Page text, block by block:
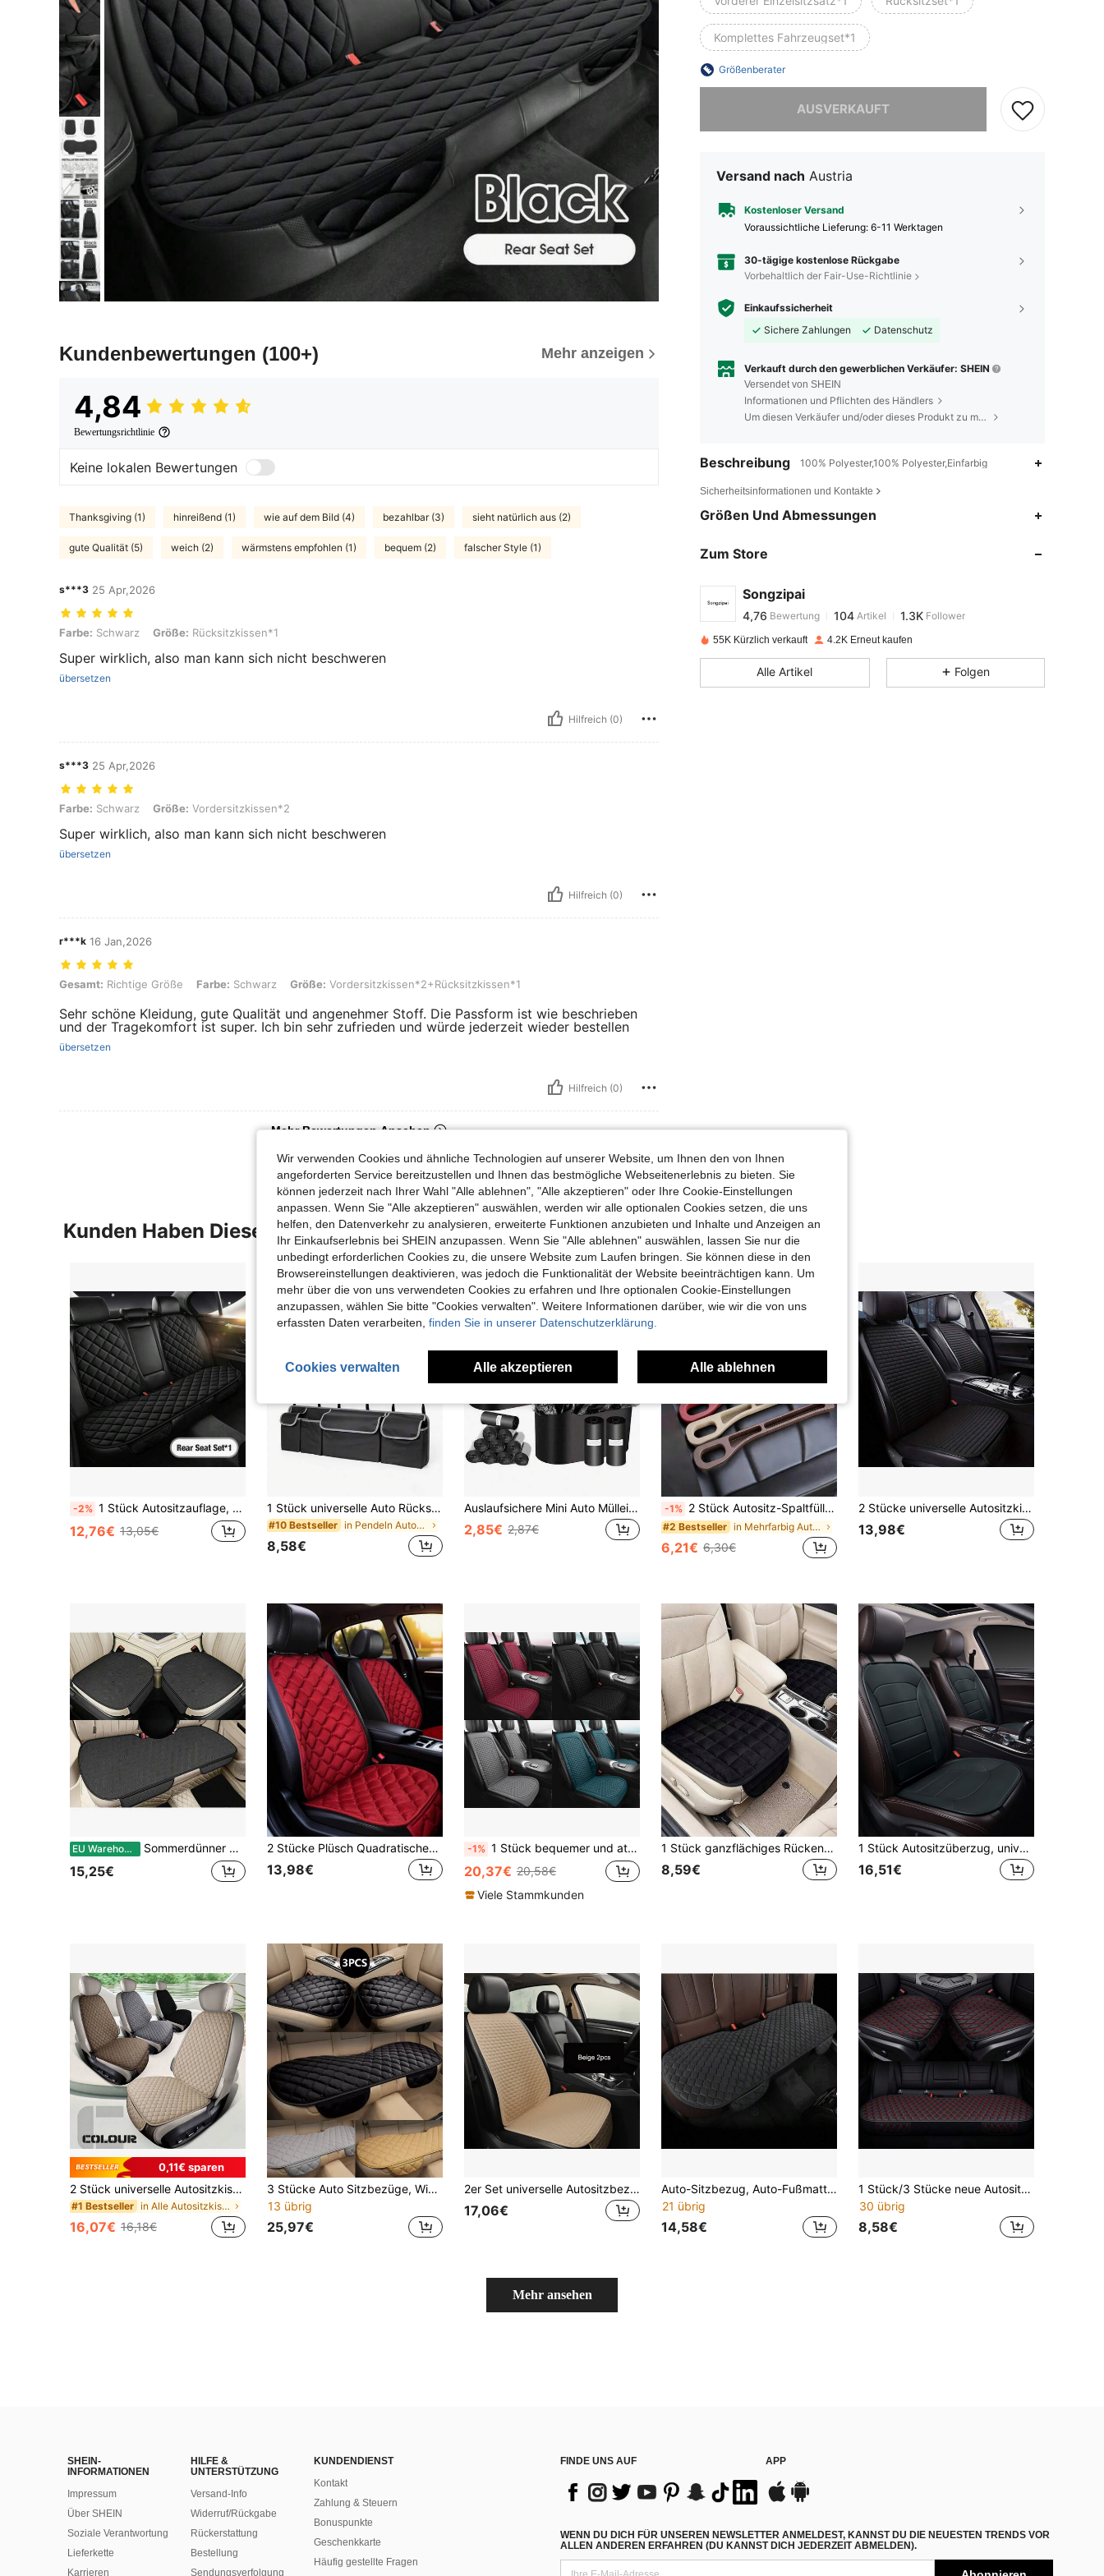
Kundenbewertungen (100+) Mehr anzeigen
4,84
Bewertungsrichtlinie
Keine lokalen Bewertungen
Thanksgiving (1) hinreißend (1) wie auf dem Bild (4) bezahlbar (3) sieht natürlich aus (2)
gute Qualität (5) weich (2) wärmstens empfohlen (1) bequem (2) falscher Style (1)
s***3 25 Apr,2026
Farbe: Schwarz, Größe: Rücksitzkissen*1
Farbe: Schwarz Größe: Rücksitzkissen*1
Super wirklich, also man kann sich nicht beschweren
übersetzen
Hilfreich (0)
s***3 25 Apr,2026
Farbe: Schwarz, Größe: Vordersitzkissen*2
Farbe: Schwarz Größe: Vordersitzkissen*2
Super wirklich, also man kann sich nicht beschweren
übersetzen
Hilfreich (0)
r***k 16 Jan,2026
Gesamt: Richtige Größe, Farbe: Schwarz, Größe: Vordersitzkissen*2+Rücksitzkissen*1
Gesamt: Richtige Größe Farbe: Schwarz Größe: Vordersitzkissen*2+Rücksitzkissen*1
Sehr schöne Kleidung, gute Qualität und angenehmer Stoff. Die Passform ist wie beschrieben
und der Tragekomfort ist super. Ich bin sehr zufrieden und würde jederzeit wieder bestellen
übersetzen
Hilfreich (0)
Mehr Bewertungen Ansehen
Komplettes Fahrzeugset*1
Größenberater
AUSVERKAUFT
Versand nach Austria
Kostenloser Versand
Voraussichtliche Lieferung: 6-11 Werktagen
30-tägige kostenlose Rückgabe
Vorbehaltlich der Fair-Use-Richtlinie
Einkaufssicherheit
Sichere Zahlungen
Datenschutz
Verkauft durch den gewerblichen Verkäufer: SHEIN
Versendet von SHEIN
Informationen und Pflichten des Händlers
Um diesen Verkäufer und/oder dieses Produkt zu melden
Beschreibung 100% Polyester,100% Polyester,Einfarbig
Sicherheitsinformationen und Kontakte
Größen Und Abmessungen
Zum Store
Songzipai
4,76 104
4,76 Bewertung 104 Artikel 1.3K Follower
4,76
55K Kürzlich verkauft 4.2K Erneut kaufen
Alle Artikel Folgen
Kunden Haben Diese Artikel Auch Angeschaut
-2% 1 Stück Autositzauflage, warmes Sitzkissen, unerlässlich für das Winterfahren, weiches & bequemes Autositzkissen, um Sie warm zu halten
12,76€ 13,05€
1 Stück universelle Auto Rücksitz Aufbewahrungstasche aus Oxford-Gewebe mit großer Kapazität, Auto Kofferraum Organizer Tasche mit mehreren Taschen, multifunktionale Aufbewahrungsnetz-Tasche für Rücksitz, ideal für Reisen, Familienausflüge, Camping, SUVs, LKWs, zum Aufbewahren von Spielsachen, Snacks, Geräten, Dokumenten in Reichweite für den täglichen Gebrauch
#10 Bestseller in Pendeln Auto-Aufbewahrungsorganisatoren
8,58€
Auslaufsichere Mini Auto Mülleimer mit Deckel, mit Müllbeutel, praktisches und hygienisches Auto-Zubehör, Auto-Tür Aufhänge-Aufbewahrungsorganizer
2,85€ 2,87€
-1% 2 Stück Autositz-Spaltfüller Aufbewahrungsbox, Doppelschlitz-Design, langanhaltend und auslaufsicheres Material, kann Schlüssel, Handy, Karten, Münzen aufbewahren, reduziert Sitzreibungslärm, elegante Autoinnenraum-Dekoration, Feiertagsgeschenk, Roadtrip
#2 Bestseller in Mehrfarbig Auto-Aufbewahrungsorganisatoren
6,21€ 6,30€
2 Stücke universelle Autositzkissen - Ganzjahreskomfort, rutschfest, geeignet für Vordersitze und Rückenlehnen
13,98€
EU Warehouse Sommerdünner Autositzbezug, Kühl atmungsaktiver Stoff Vordersitz Polster/Rücksitz Polster/Dreiteiler
15,25€
2 Stücke Plüsch Quadratisches Rückenkissen, warm & dick, kältebeständig, bequem & langanhaltend, universell für Autos, Limousinen, SUVs
13,98€
-1% 1 Stück bequemer und atmungsaktiver Auto Vordersitzbezug, Einfachheit Premium Abdeckung mit rutschfester Schutzauflage, passend für die meisten Autos
20,37€ 20,58€
Viele Stammkunden
1 Stück ganzflächiges Rückenfreies Plüsch Auto Sitzkissen - Hergestellt aus atmungsaktivem Memory-Schaum Stoff, geeignet für alle Jahreszeiten, außergewöhnlich bequem; rutschfeste Gummibasis; passend für alle Limousinen, SUVs, Lkws und Bürostühle; inklusive Aufbewahrungstasche; maschinenwaschbar und langanhaltend.
8,59€
1 Stück Autositzüberzug, universell passend für die meisten Fahrzeuge (45 x 100 cm), Autoaccessoires
16,51€
0,11€ sparen
2 Stück universelle Autositzkissen, ganzjährig bequem, rutschfest, geeignet für Vordersitze und Rückenlehnen
#1 Bestseller in Alle Autositzkissen
16,07€ 16,18€
3 Stücke Auto Sitzbezüge, Winter Plüsch Autositzkissen, warme Sitzkissenauflage, Auto Sicherheitsmatte, Kfz Zubehör
13 übrig
25,97€
2er Set universelle Autositzbezüge, Leinenmaterial, Sitzkissen-Schutz für Vorder- und Rücksitz, Rückenlehnen-Polster, geeignet für Limousine, LKW, SUV, Van Innenraum (1 Stück Vordersitzbezug + 1 Stück Rückenlehnen-Polster)
17,06€
Auto-Sitzbezug, Auto-Fußmatte, Bürostuhl-Kissen, warmes Kissen, Auto-Kissen, LKW-Kissen, Auto-Sitzkissen, Memory-Schaum-Kissen Winter 3-teiliges Set
21 übrig
14,58€
1 Stück/3 Stücke neue Autositzauflage aus PU-Leder, bequem, atmungsaktiv, universell für alle Jahreszeiten. Rautenstickerei hinten + vorne rückenfrei rutschfeste universelle Autositzauflage, Autozubehör
30 übrig
8,58€
Mehr ansehen
SHEIN-
INFORMATIONEN
Impressum
Über SHEIN
Soziale Verantwortung
Lieferkette
Karrieren
HILFE &
UNTERSTÜTZUNG
Versand-Info
Widerruf/Rückgabe
Rückerstattung
Bestellung
Sendungsverfolgung
KUNDENDIENST
Kontakt
Zahlung & Steuern
Bonuspunkte
Geschenkkarte
Häufig gestellte Fragen
FINDE UNS AUF APP
WENN DU DICH FÜR UNSEREN NEWSLETTER ANMELDEST, KANNST DU DIE NEUESTEN TRENDS VOR
ALLEN ANDEREN ERFAHREN (DU KANNST DICH JEDERZEIT ABMELDEN).
Wir verwenden Cookies und ähnliche Technologien auf unserer Website, um Ihnen den von Ihnen
angeforderten Service bereitzustellen und Ihnen das bestmögliche Webseitenerlebnis zu bieten. Sie
können jederzeit nach Ihrer Wahl "Alle ablehnen", "Alle akzeptieren" oder Ihre Cookie-Einstellungen
anpassen. Wenn Sie "Alle akzeptieren" auswählen, werden wir alle optionalen Cookies setzen, die uns
helfen, den Datenverkehr zu analysieren, erweiterte Funktionen anzubieten und Inhalte und Anzeigen an
Ihr Einkaufserlebnis bei SHEIN anzupassen. Wenn Sie "Alle ablehnen" auswählen, lassen Sie nur die
unbedingt erforderlichen Cookies zu, die unsere Website zum Laufen bringen. Sie können diese in den
Browsereinstellungen deaktivieren, was jedoch die Funktionalität der Website beeinträchtigen kann. Um
mehr über die von uns verwendeten Cookies zu erfahren und Ihre optionalen Cookie-Einstellungen
anzupassen, wählen Sie bitte "Cookies verwalten". Weitere Informationen darüber, wie wir die von uns
erfassten Daten verarbeiten, finden Sie in unserer Datenschutzerklärung.
Cookies verwalten Alle akzeptieren Alle ablehnen